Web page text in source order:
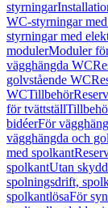
styrningar
WC-styrningar
styrningar med
modulerModuler
vägghängda WC
golvstående WC
WCTillbehör
för tvättställ
bidéerFör
vägghängda och
med spolkant
spolkantUtan
spolningsdrift,
spolkantlösaFör